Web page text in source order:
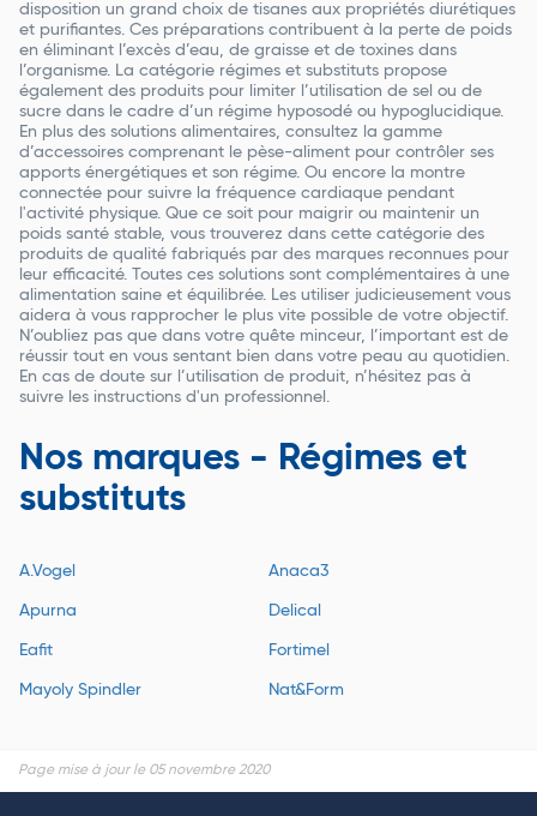
disposition un grand choix de tisanes aux propriétés diurétiques
et purifiantes. Ces préparations contribuent à la perte de poids
en éliminant l’excès d’eau, de graisse et de toxines dans
l’organisme. La catégorie régimes et substituts propose
également des produits pour limiter l’utilisation de sel ou de
sucre dans le cadre d’un régime hyposodé ou hypoglucidique.
En plus des solutions alimentaires, consultez la gamme
d’accessoires comprenant le pèse-aliment pour contrôler ses
apports énergétiques et son régime. Ou encore la montre
connectée pour suivre la fréquence cardiaque pendant
l'activité physique. Que ce soit pour maigrir ou maintenir un
poids santé stable, vous trouverez dans cette catégorie des
produits de qualité fabriqués par des marques reconnues pour
leur efficacité. Toutes ces solutions sont complémentaires à une
alimentation saine et équilibrée. Les utiliser judicieusement vous
aidera à vous rapprocher le plus vite possible de votre objectif.
N’oubliez pas que dans votre quête minceur, l’important est de
réussir tout en vous sentant bien dans votre peau au quotidien.
En cas de doute sur l’utilisation de produit, n’hésitez pas à
suivre les instructions d'un professionnel.
Nos marques - Régimes et
substituts
A.Vogel Anaca3
Apurna Delical
Eafit Fortimel
Mayoly Spindler Nat&Form
Page mise à jour le 05 novembre 2020